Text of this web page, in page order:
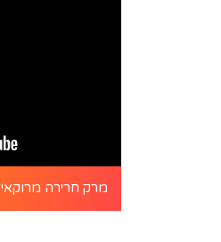
מרק חרירה מרוקאי